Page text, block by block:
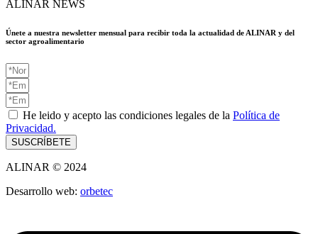
ALINAR NEWS
Únete a nuestra newsletter mensual para recibir toda la actualidad de ALINAR y del
sector agroalimentario
He leido y acepto las condiciones legales de la Política de
Privacidad.
SUSCRÍBETE
ALINAR © 2024
Desarrollo web: orbetec